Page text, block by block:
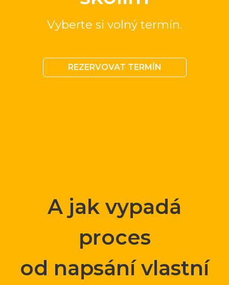
Vyberte si volný termín.
REZERVOVAT TERMÍN
A jak vypadá
proces
od napsání vlastní